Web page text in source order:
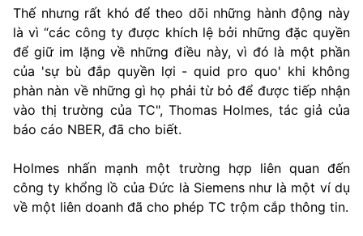
Thế nhưng rất khó để theo dõi những hành động này
là vì “các công ty được khích lệ bởi những đặc quyền
để giữ im lặng về những điều này, vì đó là một phần
của 'sự bù đắp quyền lợi - quid pro quo' khi không
phàn nàn về những gì họ phải từ bỏ để được tiếp nhận
vào thị trường của TC", Thomas Holmes, tác giả của
báo cáo NBER, đã cho biết.
Holmes nhấn mạnh một trường hợp liên quan đến
công ty khổng lồ của Đức là Siemens như là một ví dụ
về một liên doanh đã cho phép TC trộm cắp thông tin.